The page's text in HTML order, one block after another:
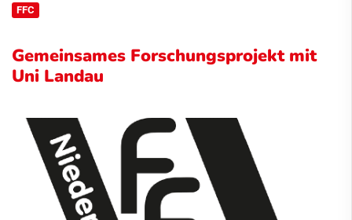
FFC
Gemeinsames Forschungsprojekt mit
Uni Landau